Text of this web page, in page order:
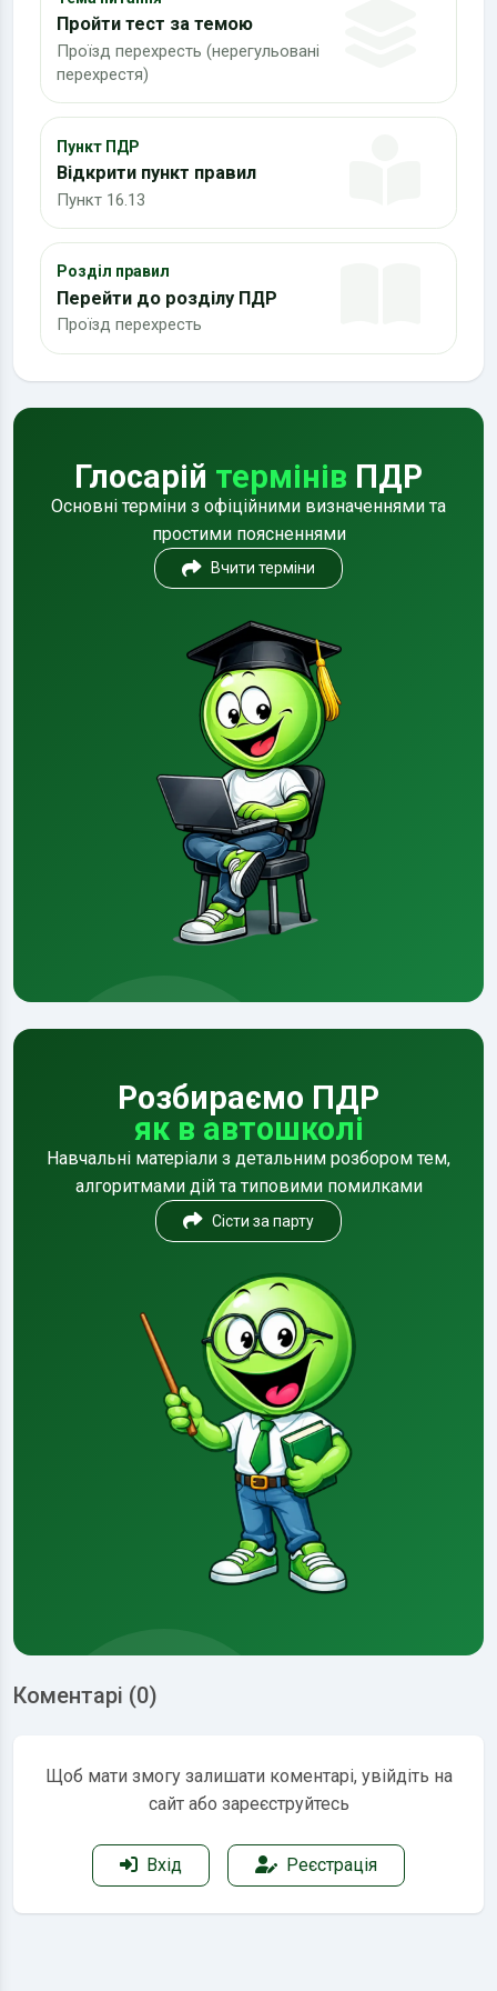
Пройти тест за темою
Проїзд перехресть (нерегульовані
перехрестя)
Пункт ПДР
Відкрити пункт правил
Пункт 16.13
Розділ правил
Перейти до розділу ПДР
Проїзд перехресть
Глосарій термінів ПДР
Основні терміни з офіційними визначеннями та
простими поясненнями
Вчити терміни
Розбираємо ПДР
як в автошколі
Навчальні матеріали з детальним розбором тем,
алгоритмами дій та типовими помилками
Сісти за парту
Коментарі (0)
Щоб мати змогу залишати коментарі, увійдіть на
сайт або зареєструйтесь
Вхід Реєстрація